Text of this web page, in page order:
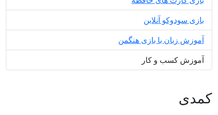
بازی سودوکو آنلاین
آموزش زبان با بازی هنگمن
آموزش کسب و کار
کمدی